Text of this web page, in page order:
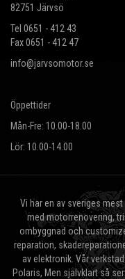
82751 Järvsö
Tel 0651 - 412 43
Fax 0651 - 412 47
info@jarvsomotor.se
Öppettider
Mån-Fre: 10.00-18.00
Lör: 10.00-14.00
Vi har en av sveriges
med motorrenovering,
ombyggnad och
reparation,
av elektronik. Vår
Polaris, Men självklart så